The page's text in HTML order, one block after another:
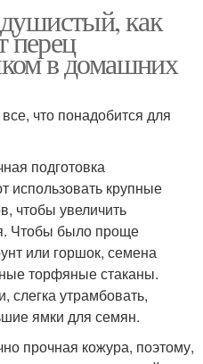
как
перец
в домашних
что понадобится для
подготовка
использовать крупные
чтобы увеличить
Чтобы было проще
или горшок, семена
торфяные стаканы.
слегка утрамбовать,
ямки для семян.
прочная кожура, поэтому,